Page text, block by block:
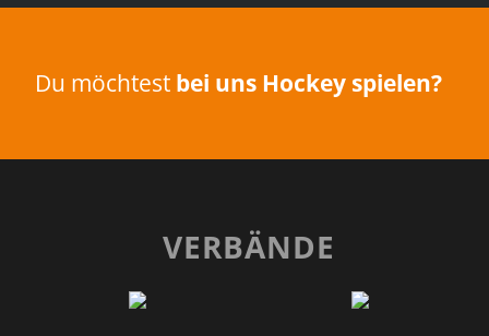
Du möchtest bei uns Hockey spielen?
VERBÄNDE